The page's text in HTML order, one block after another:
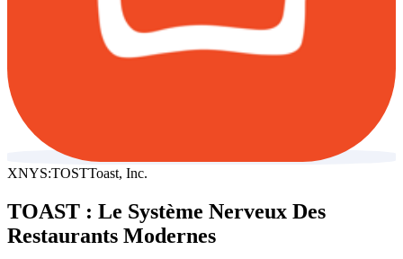
XNYS:TOSTToast, Inc.
TOAST : Le Système Nerveux Des
Restaurants Modernes